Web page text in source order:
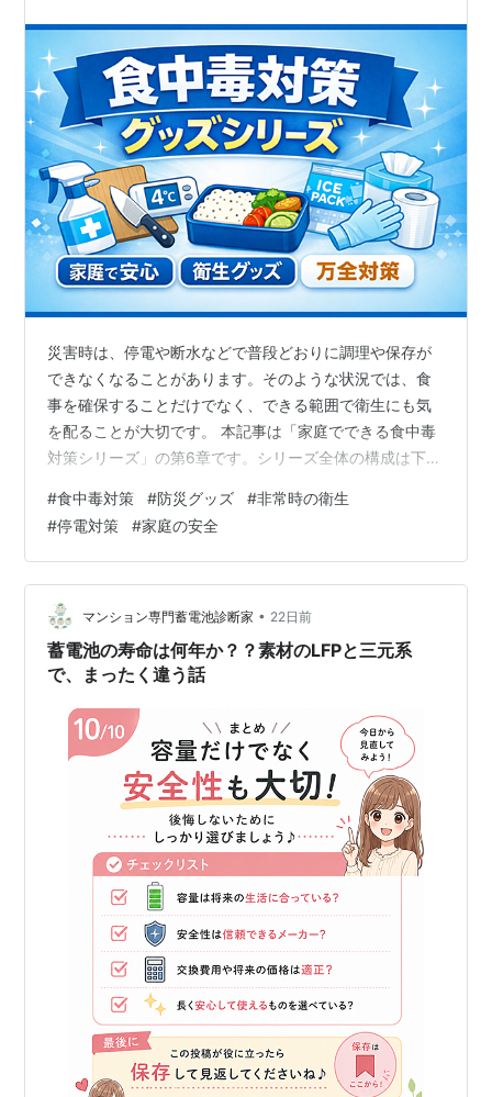
災害時は、停電や断水などで普段どおりに調理や保存が
できなくなることがあります。そのような状況では、食
事を確保することだけでなく、できる範囲で衛生にも気
を配ることが大切です。 本記事は「家庭でできる食中毒
対策シリーズ」の第6章です。シリーズ全体の構成は下記
（総合目次） この第6章では、災害時に食中毒が増える
科学的理由と、停電・断水・避難所生活で役立つ食中毒
対策グッズを分かりやすく紹介します。 この記事で分か
ること 災害時の食中毒リスク（停電・断水・避難所）の
科学的メカニズム 災害時に起こりやすい典型的な食中毒
パターン 使い捨て食器・アルコール…
#食中毒対策 #防災グッズ #非常時の衛生
#停電対策 #家庭の安全
マンション専門蓄電池診断家 • 22日前
蓄電池の寿命は何年か？？素材のLFPと三元系
で、まったく違う話